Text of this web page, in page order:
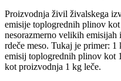
Proizvodnja živil živalskega
emisije toplogrednih plinov
nesorazmerno velikih
rdeče meso. Tukaj je primer:
emisij toplogrednih plinov kot
kot proizvodnja 1 kg leče.